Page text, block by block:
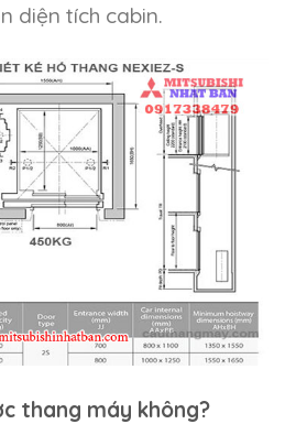
diện tích cabin.
thang máy không?